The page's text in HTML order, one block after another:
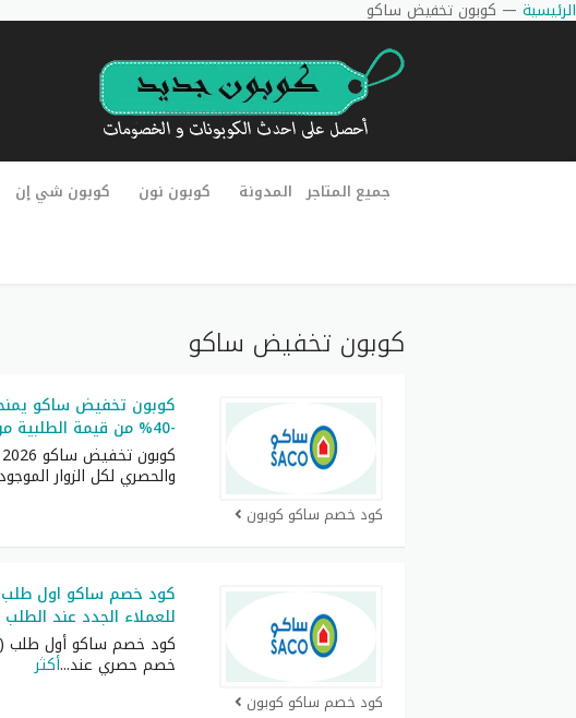
الرئيسية — كوبون تخفيض ساكو
جميع المتاجر المدونة كوبون نون كوبون شي إن
كوبون تخفيض ساكو
كود خصم ساكو كوبون
كوبون تخفيض ساكو
-40% من قيمة الطلبية من متجر Saco
والحصري لكل الزوار
كود خصم ساكو كوبون
كود خصم ساكو اول
للعملاء الجدد عند
خصم حصري عند...أكثر